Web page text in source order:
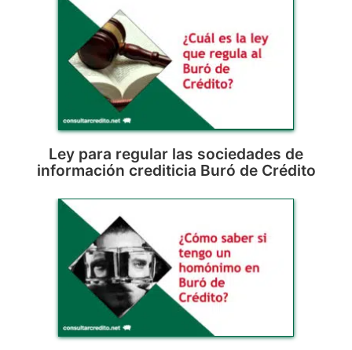
Ley para regular las sociedades de
información crediticia Buró de Crédito